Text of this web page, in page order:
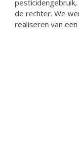
de rechter. We
realiseren van